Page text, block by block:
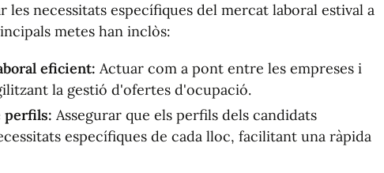
les necessitats específiques del mercat laboral estival a
metes han inclòs:
eficient: Actuar com a pont entre les empreses i
la gestió d'ofertes d'ocupació.
perfils: Assegurar que els perfils dels candidats
específiques de cada lloc, facilitant una ràpida